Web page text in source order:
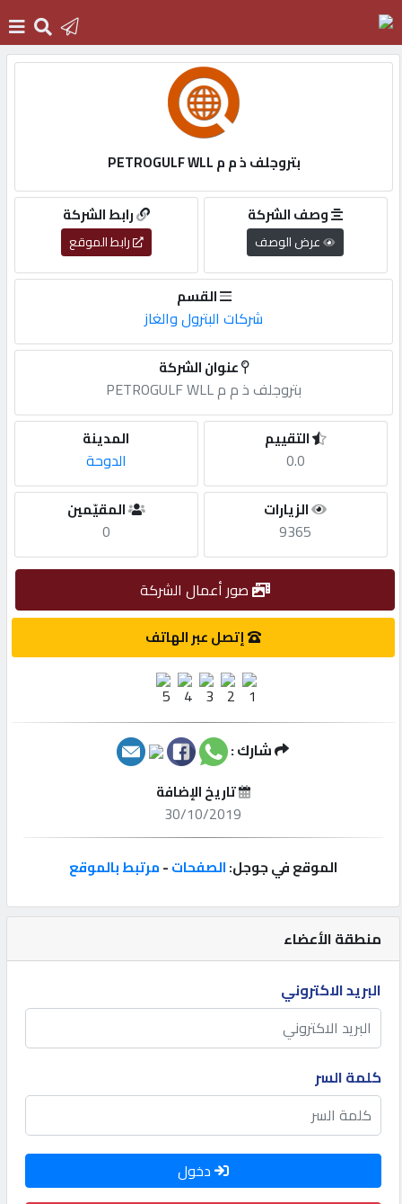
التسجيل
English
أضف
طلب
مميزة
إتصل
إعلانات
المنتدى
كيو
مزاد
كيو
منطقة الأعضاء
البريد الاكتروني
كلمة السر
دخول
بتروجلف ذ م م PETROGULF WLL
رابط الشركة
رابط الموقع
وصف الشركة
عرض الوصف
القسم
شركات البترول والغاز
عنوان الشركة
بتروجلف ذ م م PETROGULF WLL
المدينة
الدوحة
التقييم
0.0
المقيّمين
0
الزيارات
9365
صور أعمال الشركة
إتصل عبر الهاتف
شارك :
تاريخ الإضافة
30/10/2019
الموقع في جوجل:الصفحات-مرتبط بالموقع